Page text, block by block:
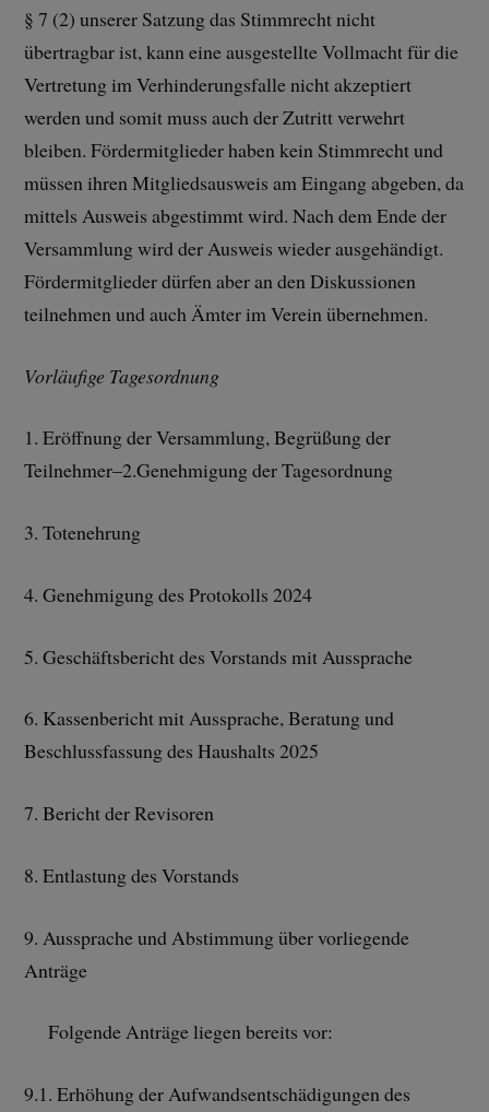
§ 7 (2) unserer Satzung das Stimmrecht nicht
übertragbar ist, kann eine ausgestellte Vollmacht für die
Vertretung im Verhinderungsfalle nicht akzeptiert
werden und somit muss auch der Zutritt verwehrt
bleiben. Fördermitglieder haben kein Stimmrecht und
müssen ihren Mitgliedsausweis am Eingang abgeben, da
mittels Ausweis abgestimmt wird. Nach dem Ende der
Versammlung wird der Ausweis wieder ausgehändigt.
Fördermitglieder dürfen aber an den Diskussionen
teilnehmen und auch Ämter im Verein übernehmen.
Vorläufige Tagesordnung
1. Eröffnung der Versammlung, Begrüßung der
Teilnehmer–2.Genehmigung der Tagesordnung
3. Totenehrung
4. Genehmigung des Protokolls 2024
5. Geschäftsbericht des Vorstands mit Aussprache
6. Kassenbericht mit Aussprache, Beratung und
Beschlussfassung des Haushalts 2025
7. Bericht der Revisoren
8. Entlastung des Vorstands
9. Aussprache und Abstimmung über vorliegende
Anträge
Folgende Anträge liegen bereits vor:
9.1. Erhöhung der Aufwandsentschädigungen des